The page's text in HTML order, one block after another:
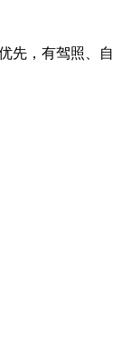
先，有驾照、自